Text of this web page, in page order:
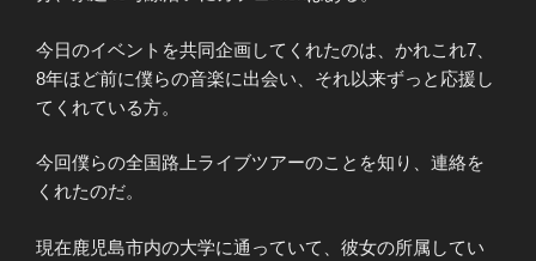
今日のイベントを共同企画してくれたのは、かれこれ7、
8年ほど前に僕らの音楽に出会い、それ以来ずっと応援し
てくれている方。
今回僕らの全国路上ライブツアーのことを知り、連絡を
くれたのだ。
現在鹿児島市内の大学に通っていて、彼女の所属してい